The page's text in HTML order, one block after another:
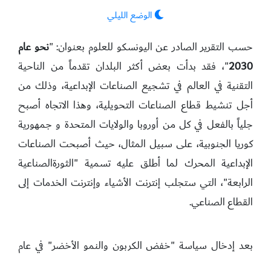
الوضع الليلي
حسب التقرير الصادر عن اليونسكو للعلوم بعنوان: "نحو عام
2030"، فقد بدأت بعض أكثر البلدان تقدماً من الناحية
التقنية في العالم في تشجيع الصناعات الإبداعية، وذلك من
أجل تنشيط قطاع الصناعات التحويلية، وهذا الاتجاه أصبح
جلياً بالفعل في كل من أوروبا والولايات المتحدة و جمهورية
كوريا الجنوبية، على سبيل المثال، حيث أصبحت الصناعات
الإبداعية المحرك لما أطلق عليه تسمية "الثورةالصناعية
الرابعة"، التي ستجلب إنترنت الأشياء وإنترنت الخدمات إلى
القطاع الصناعي.
بعد إدخال سياسة "خفض الكربون والنمو الأخضر" في عام